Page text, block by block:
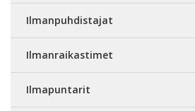
Ilmanpuhdistajat
Ilmanraikastimet
Ilmapuntarit